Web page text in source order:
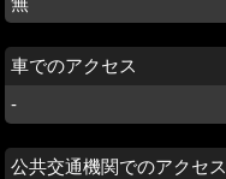
車でのアクセス
-
公共交通機関でのアクセス